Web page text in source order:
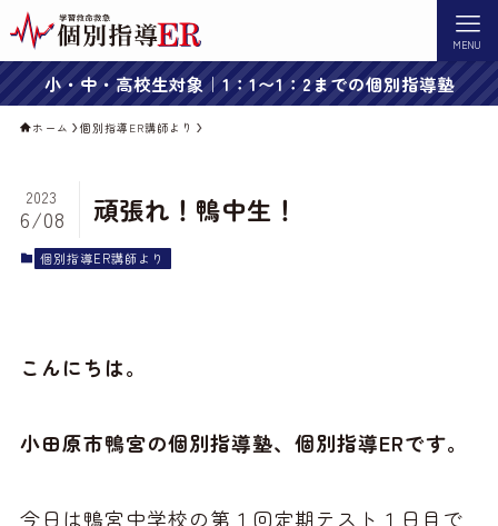
MENU
小・中・高校生対象｜1：1〜1：2までの個別指導塾
ホーム 個別指導ER講師より
頑張れ！鴨中生！
2023
6/08
個別指導ER講師より
こんにちは。
小田原市鴨宮の個別指導塾、個別指導ERです。
今日は鴨宮中学校の第１回定期テスト１日目で